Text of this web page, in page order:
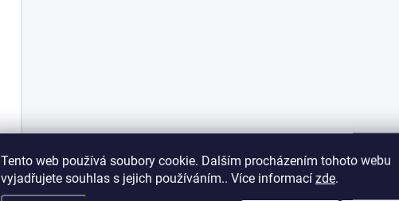
Tento web používá soubory cookie. Dalším procházením tohoto webu
vyjadřujete souhlas s jejich používáním.. Více informací zde.